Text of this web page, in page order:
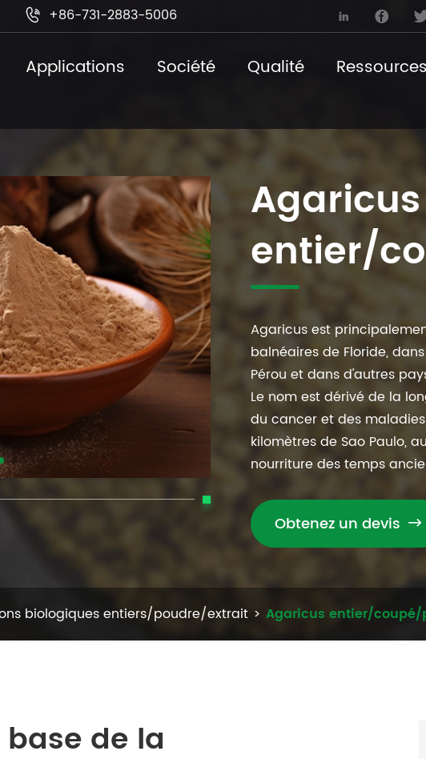
 +86-731-2883-5006  
Applications Société Qualité Ressources
Agaricus
entier/
Agaricus est
balnéaires de Floride,
Pérou et dans d'autres
Le nom est dérivé de la
du cancer et des
kilomètres de Sao Paulo,
nourriture des temps
Obtenez un devis 
biologiques entiers/poudre/extrait Agaricus entier/
de la